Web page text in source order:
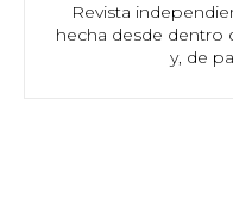
Revista
hecha desde dentro
y, de